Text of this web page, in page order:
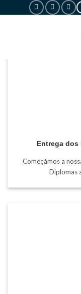
Entrega
Começámos a
Diplomas